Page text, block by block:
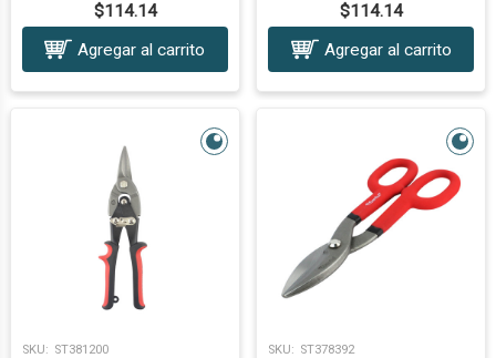
$114.14
Agregar al carrito
$114.14
Agregar al carrito
SKU: ST381200 SKU: ST378392